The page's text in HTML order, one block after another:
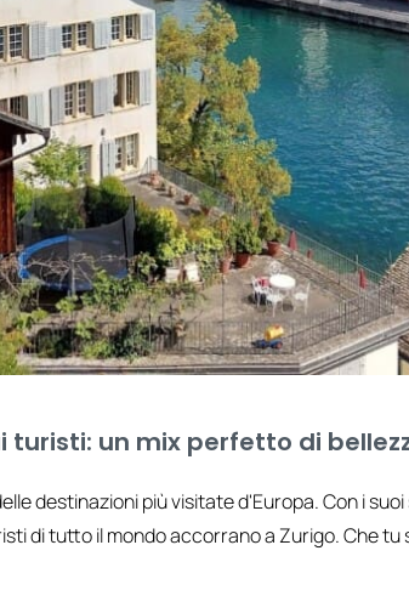
turisti: un mix perfetto di
destinazioni più visitate d'Europa. Con i
di tutto il mondo accorrano a Zurigo. Che